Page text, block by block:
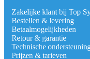
Zakelijke klant bij Top
Bestellen & levering
Betaalmogelijkheden
Retour & garantie
Technische
Prijzen & tarieven